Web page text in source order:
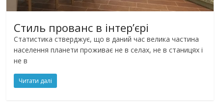
Стиль прованс в інтер’єрі
Статистика стверджує, що в даний час велика частина
населення планети проживає не в селах, не в станицях і
не в
Читати далі